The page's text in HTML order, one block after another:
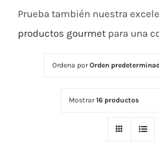
Prueba también nuestra
productos gourmet para una
Ordena porOrden
Mostrar16 productos